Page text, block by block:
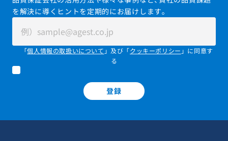
を解決に導くヒントを定期的にお届けします。
「個人情報の取扱いについて 」及び「クッキーポリシー 」に同意す
る
登録